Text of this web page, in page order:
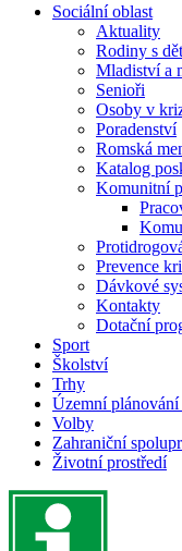
Sociální oblast
Aktuality
Rodiny s
Mladiství a
Senioři
Osoby v
Poradenství
Romská
Katalog
Komunitní
Prevence
Dávkové
Kontakty
Dotační
Sport
Školství
Trhy
Územní plánování
Volby
Zahraniční
Životní prostředí